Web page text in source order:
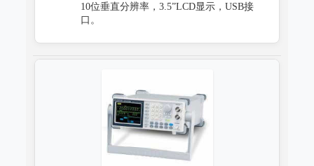
10位垂直分辨率，3.5”LCD显示，USB接
口。